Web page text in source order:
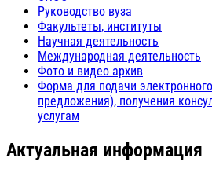
Руководство вуза
Факультеты, институты
Научная деятельность
Международная деятельность
Фото и видео архив
Форма для подачи
предложения), получения
услугам
Актуальная информация